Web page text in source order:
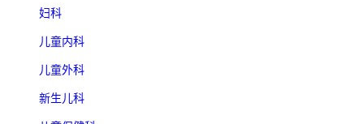
妇科
儿童内科
儿童外科
新生儿科